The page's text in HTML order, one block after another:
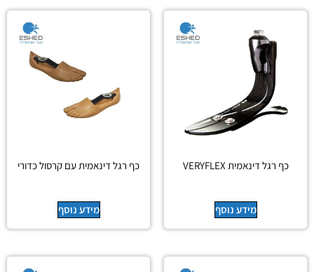
כף רגל דינאמית VERYFLEX
מידע נוסף
כף רגל דינאמית עם קרסול כדורי
מידע נוסף